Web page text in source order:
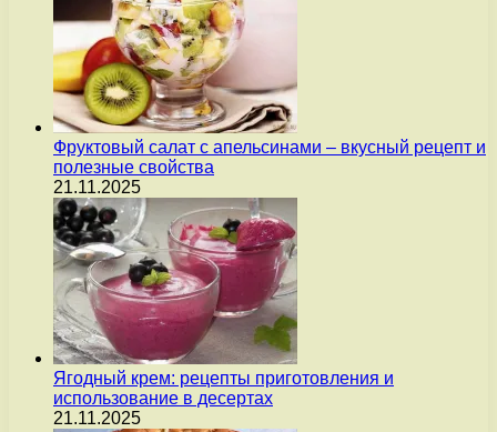
Фруктовый салат с апельсинами – вкусный рецепт и
полезные свойства
21.11.2025
Ягодный крем: рецепты приготовления и
использование в десертах
21.11.2025